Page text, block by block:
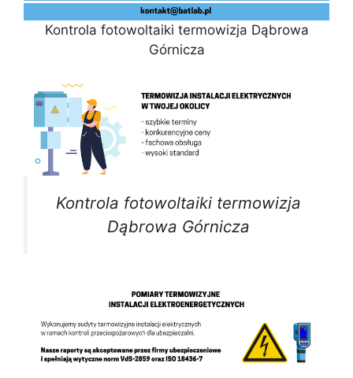
Kontrola fotowoltaiki termowizja Dąbrowa
Górnicza
Kontrola fotowoltaiki termowizja
Dąbrowa Górnicza